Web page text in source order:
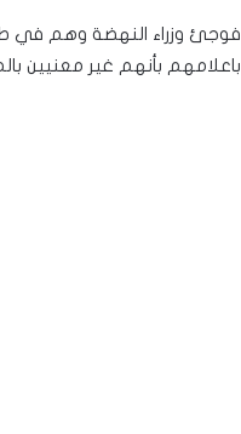
باعلامهم بأنهم غير معنيين